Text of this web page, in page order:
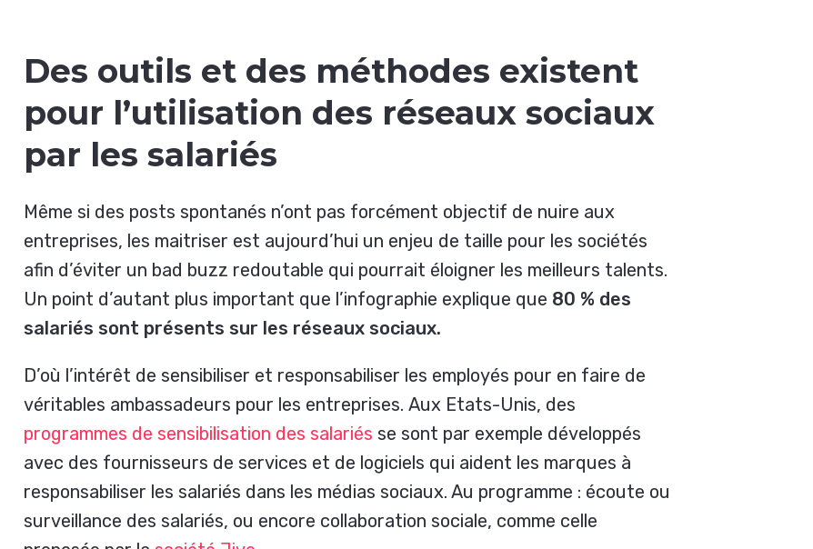
Des outils et des méthodes existent
pour l’utilisation des réseaux sociaux
par les salariés
Même si des posts spontanés n’ont pas forcément objectif de nuire aux
entreprises, les maitriser est aujourd’hui un enjeu de taille pour les sociétés
afin d’éviter un bad buzz redoutable qui pourrait éloigner les meilleurs talents.
Un point d’autant plus important que l’infographie explique que 80 % des
salariés sont présents sur les réseaux sociaux.
D’où l’intérêt de sensibiliser et responsabiliser les employés pour en faire de
véritables ambassadeurs pour les entreprises. Aux Etats-Unis, des
programmes de sensibilisation des salariés se sont par exemple développés
avec des fournisseurs de services et de logiciels qui aident les marques à
responsabiliser les salariés dans les médias sociaux. Au programme : écoute ou
surveillance des salariés, ou encore collaboration sociale, comme celle